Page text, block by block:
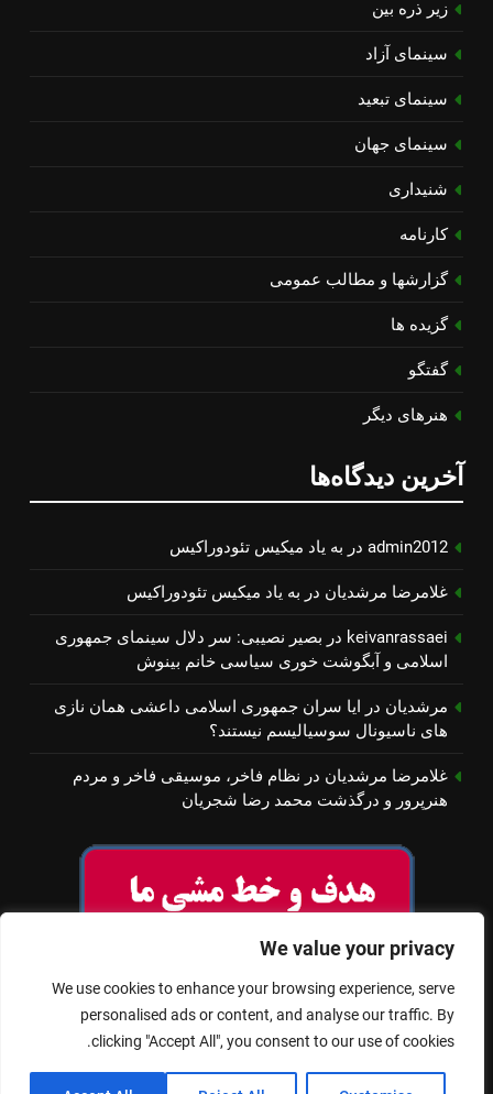
We value your privacy
We use cookies to enhance your browsing experience, serve
personalised ads or content, and analyse our traffic. By
clicking "Accept All", you consent to our use of cookies.
زیر ذره بین
سینمای آزاد
سینمای تبعید
سینمای جهان
شنیداری
کارنامه
گزارشها و مطالب عمومی
گزیده ها
گفتگو
هنرهای دیگر
آخرین دیدگاه‌ها
admin2012 در به یاد میكیس تئودوراكیس
غلامرضا مرشدیان در به یاد میكیس تئودوراكیس
keivanrassaei در بصیر نصیبی: سر دلال سینمای جمهوری
اسلامی و آبگوشت خوری سیاسی خانم بینوش
مرشدیان در ایا سران جمهوری اسلامی داعشی همان نازی
های ناسیونال سوسیالیسم نیستند؟
غلامرضا مرشدیان در نظام فاخر، موسیقی فاخر و مردم
هنرپرور و درگذشت محمد رضا شجریان